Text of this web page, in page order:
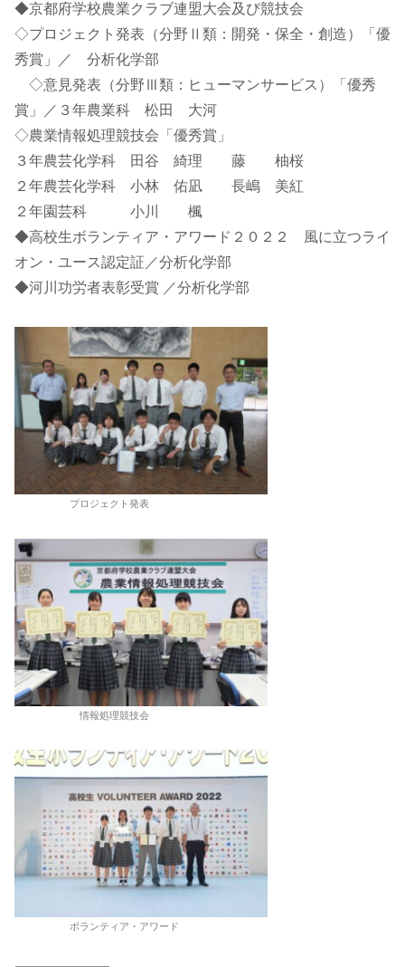
◆京都府学校農業クラブ連盟大会及び競技会
◇プロジェクト発表（分野Ⅱ類：開発・保全・創造）「優
秀賞」／ 分析化学部
◇意見発表（分野Ⅲ類：ヒューマンサービス）「優秀
賞」／３年農業科 松田 大河
◇農業情報処理競技会「優秀賞」
３年農芸化学科 田谷 綺理 藤 柚桜
２年農芸化学科 小林 佑凪 長嶋 美紅
２年園芸科 小川 楓
◆高校生ボランティア・アワード２０２２ 風に立つライ
オン・ユース認定証／分析化学部
◆河川功労者表彰受賞 ／分析化学部
プロジェクト発表
情報処理競技会
ボランティア・アワード